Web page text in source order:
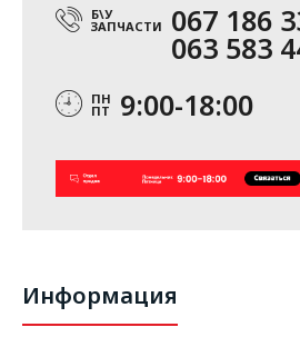
Б\У
ЗАПЧАСТИ 067 186
063 583
ПН
ПТ 9:00-18:00
Информация